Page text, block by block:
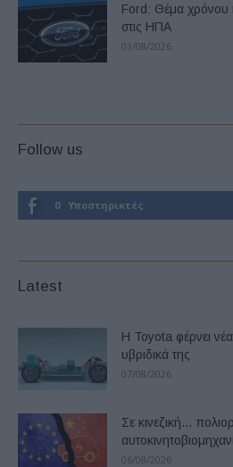
Ford: Θέμα χρόνου
στις ΗΠΑ
03/08/2026
Follow us
0 Υποστηρικτές
Latest
Η Toyota φέρνει
υβριδικά της
07/08/2026
Σε κινεζική…
06/08/2026